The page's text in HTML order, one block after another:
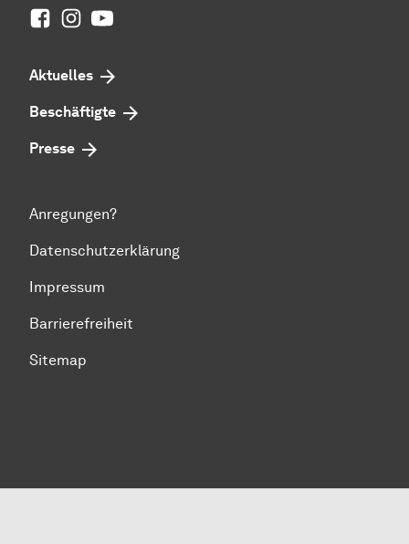
FacebookInstagram
Youtube
Aktuelles
Beschäftigte
Presse
Anregungen?
Datenschutzerklärung
Impressum
Barrierefreiheit
Sitemap